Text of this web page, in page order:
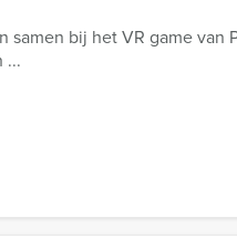
bij het VR game van
...